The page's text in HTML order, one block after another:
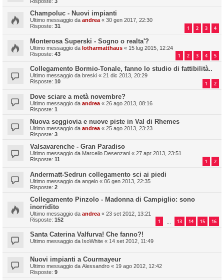
Champoluc - Nuovi impianti
Ultimo messaggio da andrea « 30 gen 2017, 22:30
Risposte: 31 1 2 3 4
Monterosa Superski - Sogno o realta'?
Ultimo messaggio da lotharmatthaus « 15 lug 2015, 12:24
Risposte: 43 1 2 3 4 5
Collegamento Bormio-Tonale, fanno lo studio di fattibilità..
Ultimo messaggio da breski « 21 dic 2013, 20:29
Risposte: 10 1 2
Dove sciare a metà novembre?
Ultimo messaggio da andrea « 26 ago 2013, 08:16
Risposte: 1
Nuova seggiovia e nuove piste in Val di Rhemes
Ultimo messaggio da andrea « 25 ago 2013, 23:23
Risposte: 3
Valsavarenche - Gran Paradiso
Ultimo messaggio da Marcello Desenzani « 27 apr 2013, 23:51
Risposte: 11 1 2
Andermatt-Sedrun collegamento sci ai piedi
Ultimo messaggio da angelo « 06 gen 2013, 22:35
Risposte: 2
Collegamento Pinzolo - Madonna di Campiglio: sono
inorridito
Ultimo messaggio da andrea « 23 set 2012, 13:21
Risposte: 152 1 13 14 15 16
Santa Caterina Valfurva! Che fanno?!
Ultimo messaggio da IsoWhite « 14 set 2012, 11:49
Nuovi impianti a Courmayeur
Ultimo messaggio da Alessandro « 19 ago 2012, 12:42
Risposte: 9